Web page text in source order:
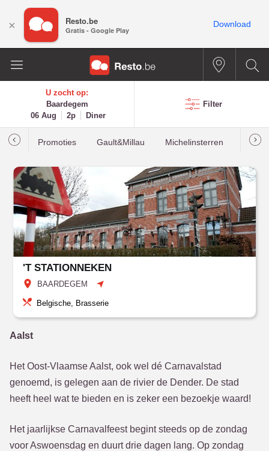
U zocht op:
Baardegem
06 Aug
2p Diner
Filter
Promoties Gault&Millau Michelinsterren
'T STATIONNEKEN
BAARDEGEM
Belgische, Brasserie
Aalst
Het Oost-Vlaamse Aalst, ook wel dé Carnavalstad
genoemd, is gelegen aan de rivier de Dender. De stad
heeft heel wat te bieden en is zeker een bezoekje waard!
Het jaarlijkse Carnavalfeest begint steeds op de zondag
voor Aswoensdag en duurt drie dagen lang. Op zondag
× Resto.be
Gratis - Google Play
Download